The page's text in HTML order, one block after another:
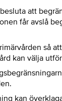
att
får avslå
så
kan välja
kan